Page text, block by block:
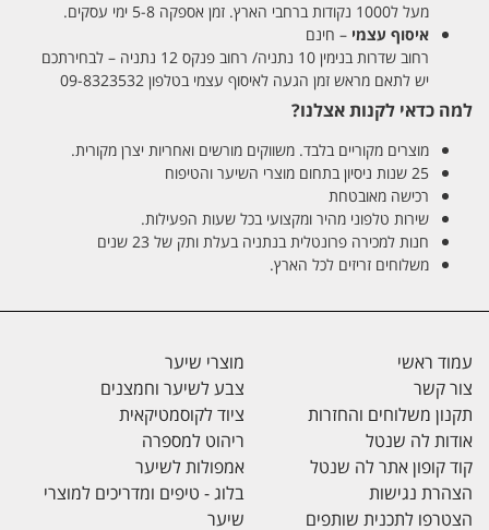
מעל ל1000 נקודות ברחבי הארץ. זמן אספקה 5-8 ימי עסקים.
איסוף עצמי – חינם
רחוב שדרות בנימין 10 נתניה/ רחוב פנקס 12 נתניה – לבחירתכם
יש לתאם מראש זמן הגעה לאיסוף עצמי בטלפון 09-8323532
למה כדאי לקנות אצלנו?
מוצרים מקוריים בלבד. משווקים מורשים ואחריות יצרן מקורית.
25 שנות ניסיון בתחום מוצרי השיער והטיפוח
רכישה מאובטחת
שירות טלפוני מהיר ומקצועי בכל שעות הפעילות.
חנות למכירה פרונטלית בנתניה בעלת ותק של 23 שנים
משלוחים זריזים לכל הארץ.
עמוד ראשי
צור קשר
תקנון משלוחים והחזרות
אודות לה שנטל
קוד קופון אתר לה שנטל
הצהרת נגישות
הצטרפו לתכנית שותפים
מוצרי שיער
צבע לשיער וחמצנים
ציוד לקוסמטיקאית
ריהוט למספרה
אמפולות לשיער
בלוג - טיפים ומדריכים למוצרי
שיער